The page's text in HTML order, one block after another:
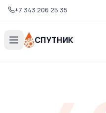
+7 343 206 25 35
СПУТНИК